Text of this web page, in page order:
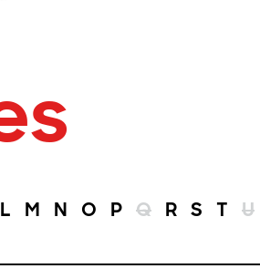
L M N O P Q R S T U